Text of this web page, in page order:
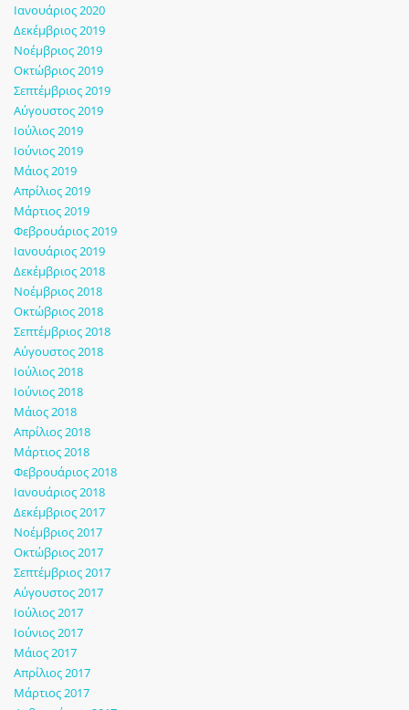
Ιανουάριος 2020
Δεκέμβριος 2019
Νοέμβριος 2019
Οκτώβριος 2019
Σεπτέμβριος 2019
Αύγουστος 2019
Ιούλιος 2019
Ιούνιος 2019
Μάιος 2019
Απρίλιος 2019
Μάρτιος 2019
Φεβρουάριος 2019
Ιανουάριος 2019
Δεκέμβριος 2018
Νοέμβριος 2018
Οκτώβριος 2018
Σεπτέμβριος 2018
Αύγουστος 2018
Ιούλιος 2018
Ιούνιος 2018
Μάιος 2018
Απρίλιος 2018
Μάρτιος 2018
Φεβρουάριος 2018
Ιανουάριος 2018
Δεκέμβριος 2017
Νοέμβριος 2017
Οκτώβριος 2017
Σεπτέμβριος 2017
Αύγουστος 2017
Ιούλιος 2017
Ιούνιος 2017
Μάιος 2017
Απρίλιος 2017
Μάρτιος 2017